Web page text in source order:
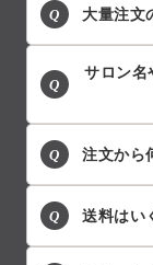
Q 大量注文
Q
サロン名
Q 注文から
Q 送料はい